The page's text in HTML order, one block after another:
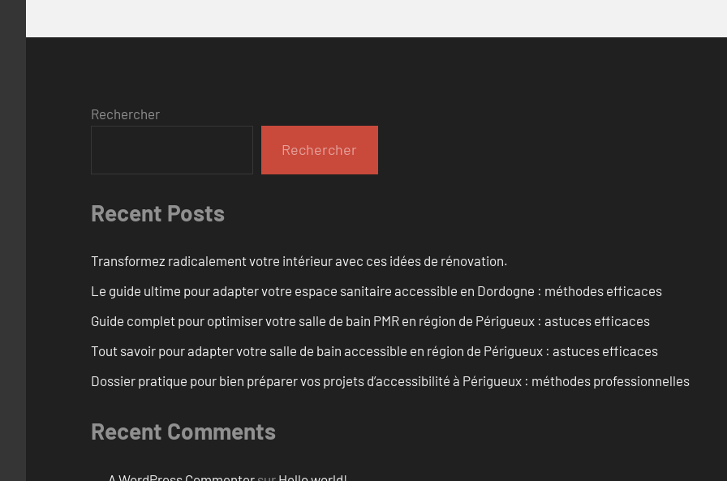
Rechercher
Rechercher
Recent Posts
Transformez radicalement votre intérieur avec ces idées de rénovation.
Le guide ultime pour adapter votre espace sanitaire accessible en Dordogne : méthodes efficaces
Guide complet pour optimiser votre salle de bain PMR en région de Périgueux : astuces efficaces
Tout savoir pour adapter votre salle de bain accessible en région de Périgueux : astuces efficaces
Dossier pratique pour bien préparer vos projets d’accessibilité à Périgueux : méthodes professionnelles
Recent Comments